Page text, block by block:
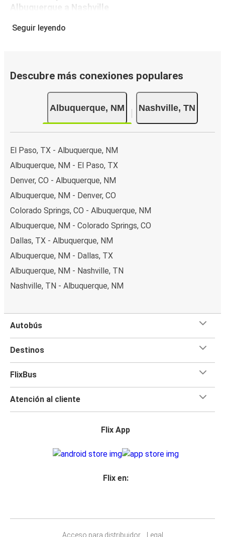
Albuquerque a Nashville
Reservar un boleto con FlixBus es muy fácil: en este sitio
diferentes formas de pago en línea seguras, como tarjeta
Seguir leyendo
Descubre más conexiones populares
Albuquerque, NM Nashville, TN
El Paso, TX - Albuquerque, NM
Albuquerque, NM - El Paso, TX
Denver, CO - Albuquerque, NM
Albuquerque, NM - Denver, CO
Colorado Springs, CO - Albuquerque, NM
Albuquerque, NM - Colorado Springs, CO
Dallas, TX - Albuquerque, NM
Albuquerque, NM - Dallas, TX
Albuquerque, NM - Nashville, TN
Nashville, TN - Albuquerque, NM
Autobús
Destinos
FlixBus
Atención al cliente
Flix App
Flix en:
Acceso para distribuidor Legal